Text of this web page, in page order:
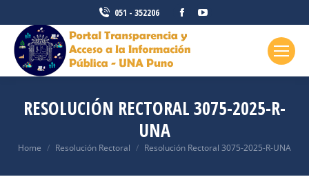
051 - 352206
RESOLUCIÓN RECTORAL 3075-2025-R-
UNA
You are here:
Home Resolución Rectoral Resolución Rectoral 3075-2025-R-UNA